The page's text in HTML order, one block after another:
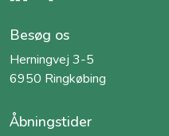
Besøg os
Herningvej 3-5
6950 Ringkøbing
Åbningstider